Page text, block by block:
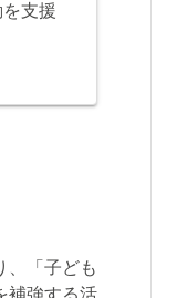
支援
、「子ども
補強する活